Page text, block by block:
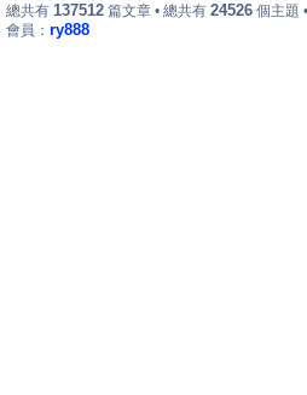
總共有 137512 篇文章 • 總共有 24526 個主題
會員： ry888